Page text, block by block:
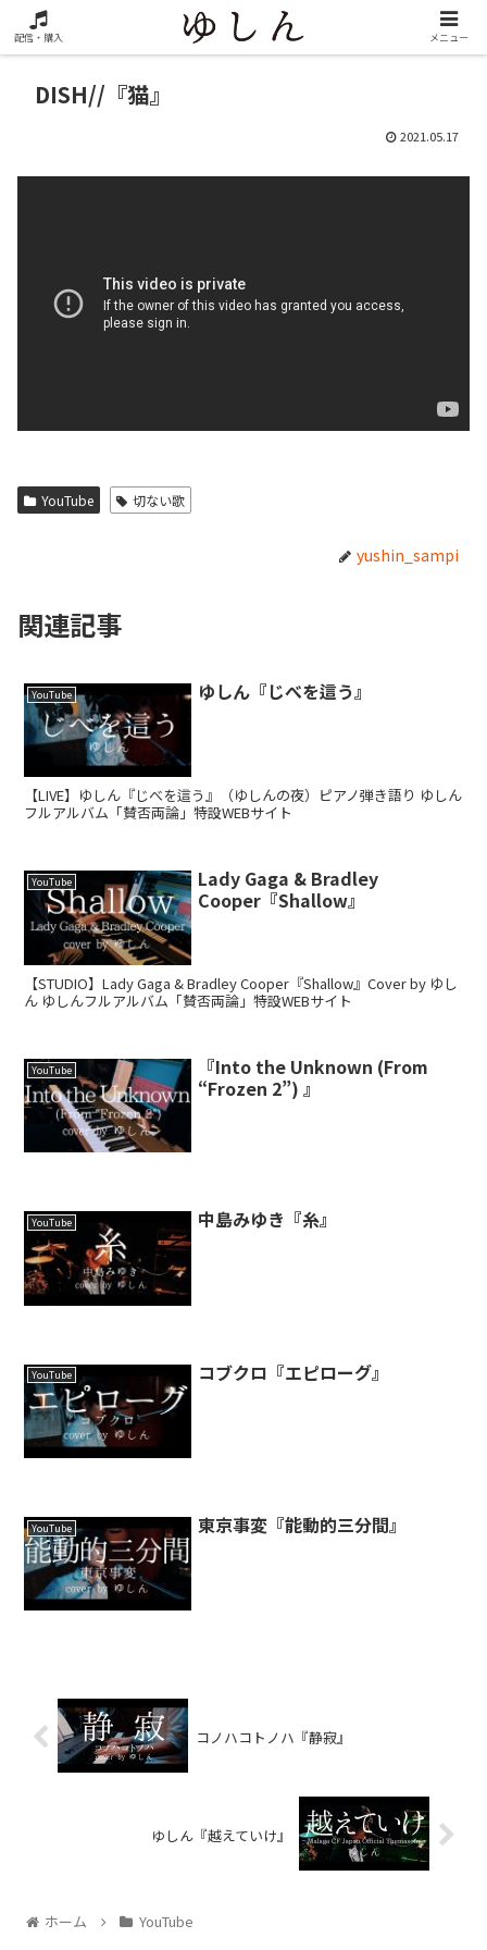
DISH//『猫』
2021.05.17
YouTube 切ない歌
yushin_sampi
関連記事
YouTube ゆしん『じべを這う』
【LIVE】ゆしん『じべを這う』（ゆしんの夜）ピアノ弾き語り ゆしん
フルアルバム「賛否両論」特設WEBサイト
YouTube
Lady Gaga & Bradley
Cooper『Shallow』
【STUDIO】Lady Gaga & Bradley Cooper『Shallow』Cover by ゆし
ん ゆしんフルアルバム「賛否両論」特設WEBサイト
YouTube
『Into the Unknown (From
“Frozen 2”) 』
YouTube 中島みゆき『糸』
YouTube コブクロ『エピローグ』
YouTube 東京事変『能動的三分間』
コノハコトノハ『静寂』
ゆしん『越えていけ』
ホーム YouTube
配信・購入 メニュー